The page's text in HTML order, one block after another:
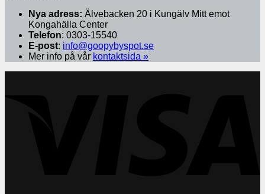
Nya adress: Älvebacken 20 i Kungälv Mitt emot
Kongahälla Center
Telefon: 0303-15540
E-post: info@goopybyspot.se
Mer info på vår kontaktsida »